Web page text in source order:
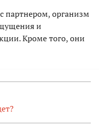
партнером, организм
и
Кроме того, они